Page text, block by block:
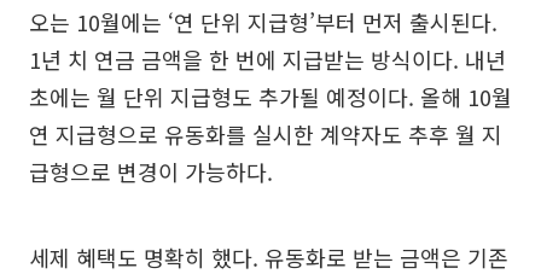
오는 10월에는 ‘연 단위 지급형’부터 먼저 출시된다.
1년 치 연금 금액을 한 번에 지급받는 방식이다. 내년
초에는 월 단위 지급형도 추가될 예정이다. 올해 10월
연 지급형으로 유동화를 실시한 계약자도 추후 월 지
급형으로 변경이 가능하다.
세제 혜택도 명확히 했다. 유동화로 받는 금액은 기존